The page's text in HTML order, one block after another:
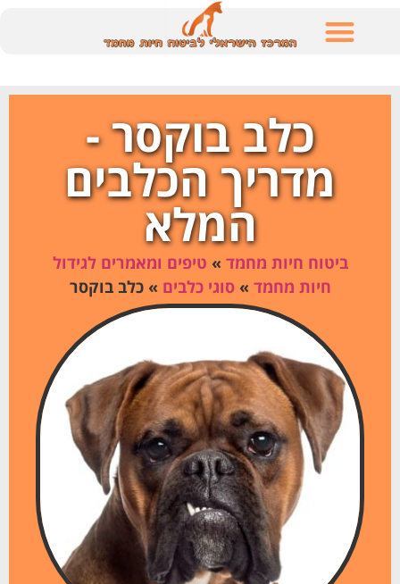
כלב בוקסר -
מדריך הכלבים
המלא
ביטוח חיות מחמד » טיפים ומאמרים לגידול
חיות מחמד »סוגי כלבים »כלב בוקסר